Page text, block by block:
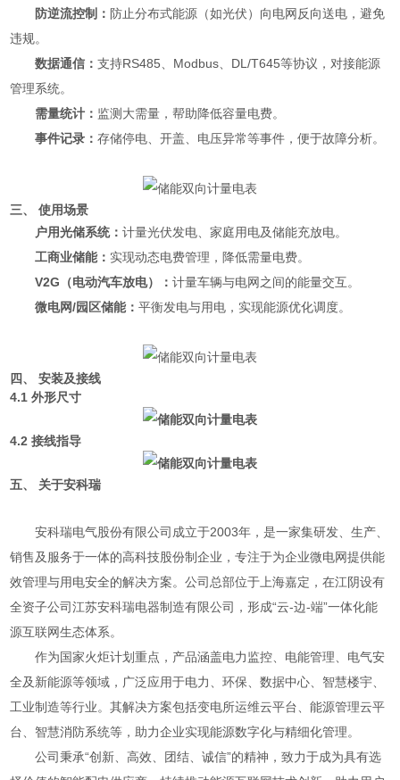
防逆流控制： 防止分布式能源（如光伏）向电网反向送电，避免
违规。
数据通信：支持RS485、Modbus、DL/T645等协议，对接能源
管理系统。
需量统计： 监测大需量，帮助降低容量电费。
事件记录：存储停电、开盖、电压异常等事件，便于故障分析。
三、 使用场景
户用光储系统：计量光伏发电、家庭用电及储能充放电。
工商业储能： 实现动态电费管理，降低需量电费。
V2G（电动汽车放电）：计量车辆与电网之间的能量交互。
微电网/园区储能：平衡发电与用电，实现能源优化调度。
四、 安装及接线
4.1 外形尺寸
4.2 接线指导
五、 关于安科瑞
安科瑞电气股份有限公司成立于2003年，是一家集研发、生产、
销售及服务于一体的高科技股份制企业，专注于为企业微电网提供能
效管理与用电安全的解决方案。公司总部位于上海嘉定，在江阴设有
全资子公司江苏安科瑞电器制造有限公司，形成“云-边-端”一体化能
源互联网生态体系。
作为国家火炬计划重点，产品涵盖电力监控、电能管理、电气安
全及新能源等领域，广泛应用于电力、环保、数据中心、智慧楼宇、
工业制造等行业。其解决方案包括变电所运维云平台、能源管理云平
台、智慧消防系统等，助力企业实现能源数字化与精细化管理。
公司秉承“创新、高效、团结、诚信”的精神，致力于成为具有选